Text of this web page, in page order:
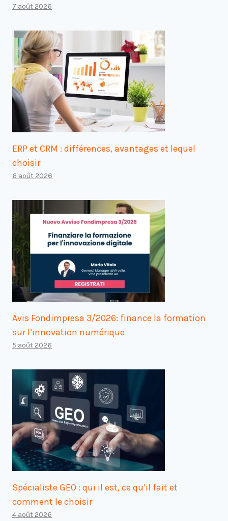
7 août 2026
ERP et CRM : différences, avantages et lequel
choisir
6 août 2026
Avis Fondimpresa 3/2026: finance la formation
sur l’innovation numérique
5 août 2026
Spécialiste GEO : qui il est, ce qu’il fait et
comment le choisir
4 août 2026